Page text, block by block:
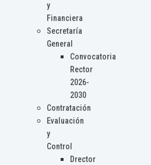
y
Financiera
Secretaría
General
Convocatoria
Rector
2026-
2030
Contratación
Evaluación
y
Control
Drector